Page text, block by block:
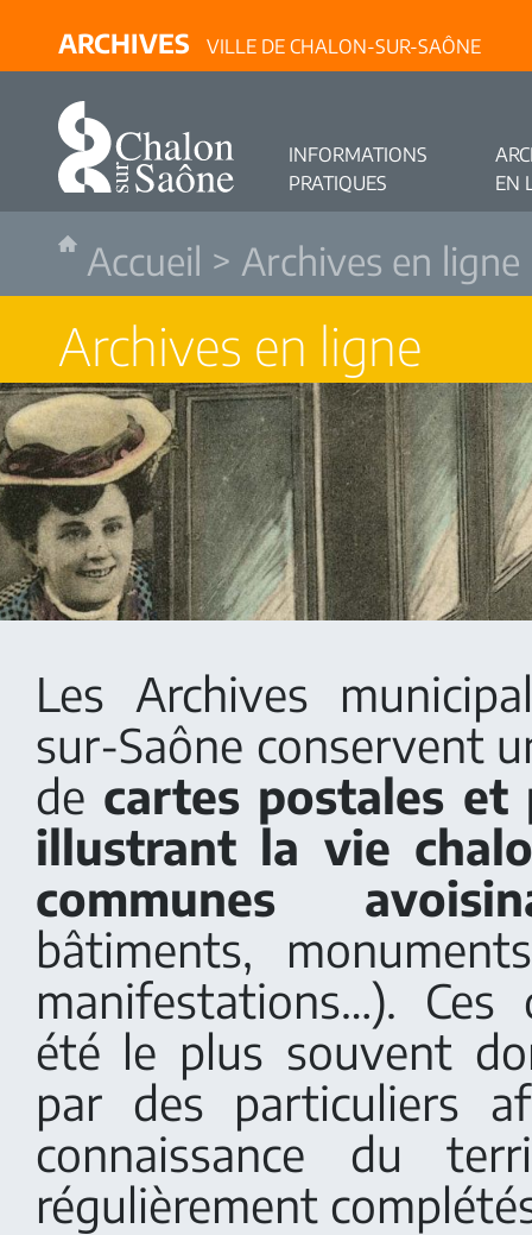
ARCHIVES VILLE DE CHALON-SUR-SAÔNE
INFORMATIONS
PRATIQUES
EN
Accueil > Archives en ligne
Archives en ligne
Les Archives
sur-Saône conservent
de cartes postales et
illustrant la vie
communes
bâtiments,
manifestations…).
été le plus souvent
par des particuliers
connaissance du
régulièrement